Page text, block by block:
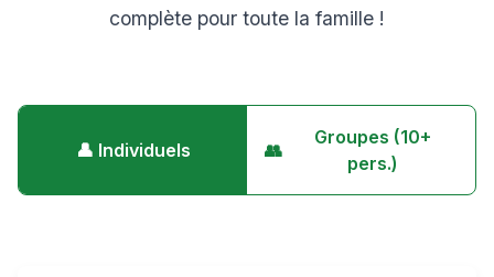
complète pour toute la famille !
👤 Individuels 👥
Groupes (10+
pers.)